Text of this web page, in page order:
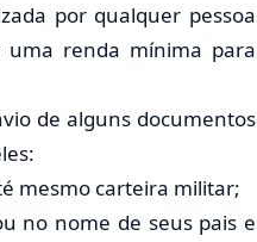
por qualquer pessoa
renda mínima para
de alguns documentos
mesmo carteira militar;
no nome de seus pais e